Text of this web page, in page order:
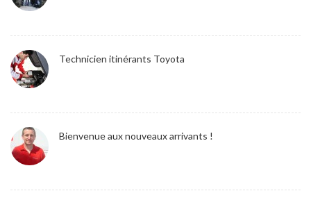
Technicien itinérants Toyota
Bienvenue aux nouveaux arrivants !